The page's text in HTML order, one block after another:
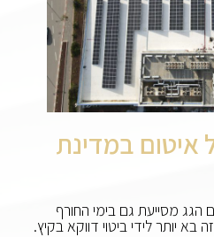
איטום במדינת
הגג מסייעת גם בימי החורף
בא יותר לידי ביטוי דווקא בקיץ.